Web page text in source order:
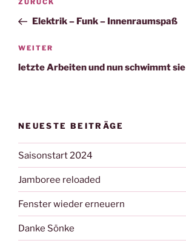
Vorheriger
Beitrag
ZURÜCK
Elektrik – Funk – Innenraumspaß
Nächster
Beitrag
WEITER
letzte Arbeiten und nun schwimmt sie
NEUESTE BEITRÄGE
Saisonstart 2024
Jamboree reloaded
Fenster wieder erneuern
Danke Sönke